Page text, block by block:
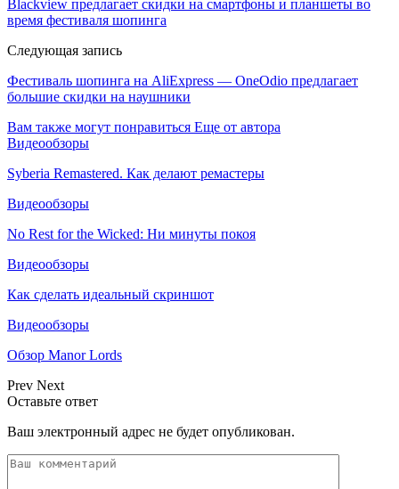
Blackview предлагает скидки на смартфоны и планшеты во
время фестиваля шопинга
Следующая запись
Фестиваль шопинга на AliExpress — OneOdio предлагает
большие скидки на наушники
Вам также могут понравиться Еще от автора
Видеообзоры
Syberia Remastered. Как делают ремастеры
Видеообзоры
No Rest for the Wicked: Ни минуты покоя
Видеообзоры
Как сделать идеальный скриншот
Видеообзоры
Обзор Manor Lords
Prev Next
Оставьте ответ
Ваш электронный адрес не будет опубликован.